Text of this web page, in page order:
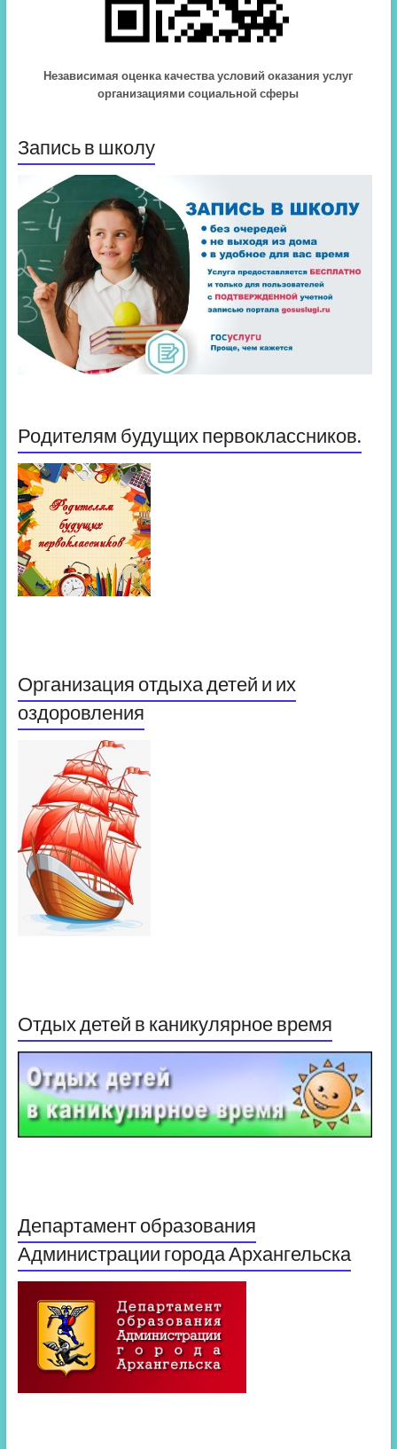
Независимая оценка качества условий оказания услуг
организациями социальной сферы
Запись в школу
Родителям будущих первоклассников.
Организация отдыха детей и их
оздоровления
Отдых детей в каникулярное время
Департамент образования
Администрации города Архангельска